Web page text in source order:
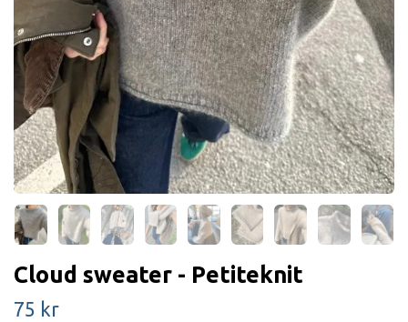
Cloud sweater - Petiteknit
75 kr